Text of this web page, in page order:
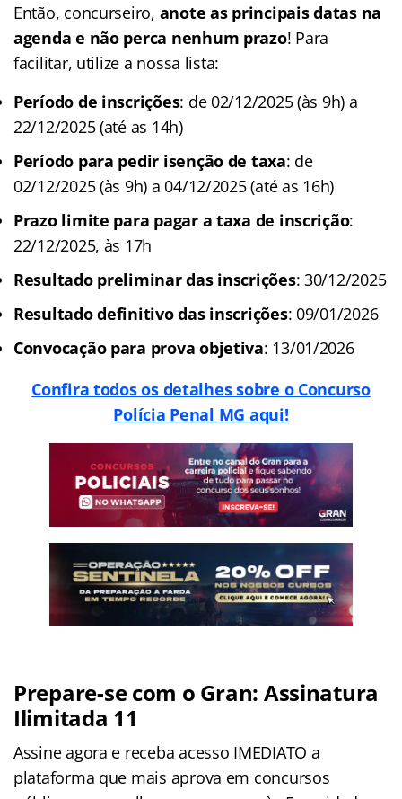
Então, concurseiro, anote as principais datas na
agenda e não perca nenhum prazo! Para
facilitar, utilize a nossa lista:
Período de inscrições: de 02/12/2025 (às 9h) a
22/12/2025 (até as 14h)
Período para pedir isenção de taxa: de
02/12/2025 (às 9h) a 04/12/2025 (até as 16h)
Prazo limite para pagar a taxa de inscrição:
22/12/2025, às 17h
Resultado preliminar das inscrições: 30/12/2025
Resultado definitivo das inscrições: 09/01/2026
Convocação para prova objetiva: 13/01/2026
Confira todos os detalhes sobre o Concurso
Polícia Penal MG aqui!
Prepare-se com o Gran: Assinatura
Ilimitada 11
Assine agora e receba acesso IMEDIATO a
plataforma que mais aprova em concursos